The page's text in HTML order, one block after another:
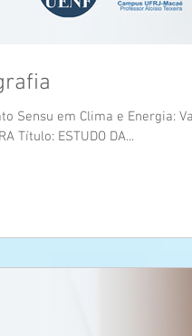
Sensu em Clima e Energia:
Título: ESTUDO DA...